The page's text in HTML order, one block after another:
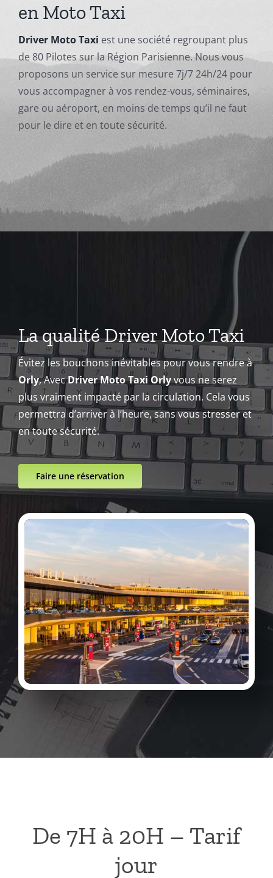
en Moto Taxi
Driver Moto Taxi est une société regroupant plus
de 80 Pilotes sur la Région Parisienne. Nous vous
proposons un service sur mesure 7j/7 24h/24 pour
vous accompagner à vos rendez-vous, séminaires,
gare ou aéroport, en moins de temps qu’il ne faut
pour le dire et en toute sécurité.
La qualité Driver Moto Taxi
Évitez les bouchons inévitables pour vous rendre à
Orly, AvecDriver Moto Taxi Orlyvous ne serez
plus vraiment impacté par la circulation. Cela vous
permettra d’arriver à l’heure, sans vous stresser et
en toute sécurité.
Faire une réservation
De 7H à 20H – Tarif
jour